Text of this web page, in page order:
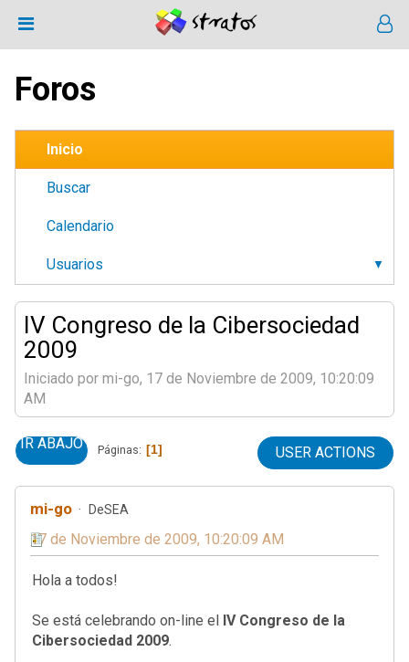
Foros
Inicio
Buscar
Calendario
Usuarios
IV Congreso de la Cibersociedad
2009
Iniciado por mi-go, 17 de Noviembre de 2009, 10:20:09
AM
IR ABAJO Páginas 1 USER ACTIONS
mi-go DeSEA
17 de Noviembre de 2009, 10:20:09 AM
Hola a todos!
Se está celebrando on-line el IV Congreso de la
Cibersociedad 2009.